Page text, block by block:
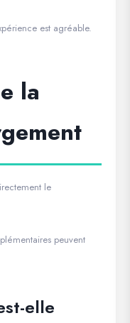
est agréable.
la
le
peuvent
elle